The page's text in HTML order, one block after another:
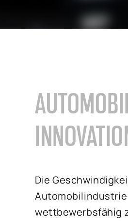
Die
Automobilindustrie
wettbewerbsfähig